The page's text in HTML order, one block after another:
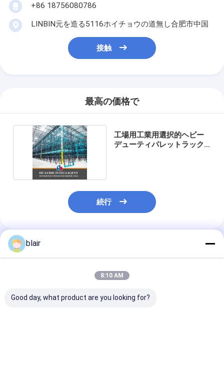
+86 18756080786
LINBIN元を造る5116ホイチョウの道無し合肥市中国
接触
最高の価格で
工場用工業用選択的ヘビー
デューティパレットラック
続行
推薦されたプロダクト
blair
8:10 AM
Good day, what product are you looking for?